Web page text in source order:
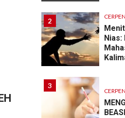
2 CERPEN
Nias:
3
CERPEN